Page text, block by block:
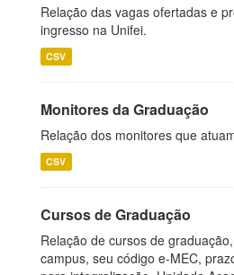
Relação das vagas ofertadas e
ingresso na Unifei.
CSV
Monitores da Graduação
Relação dos monitores que
CSV
Cursos de Graduação
Relação de cursos de
campus, seu código e-MEC,